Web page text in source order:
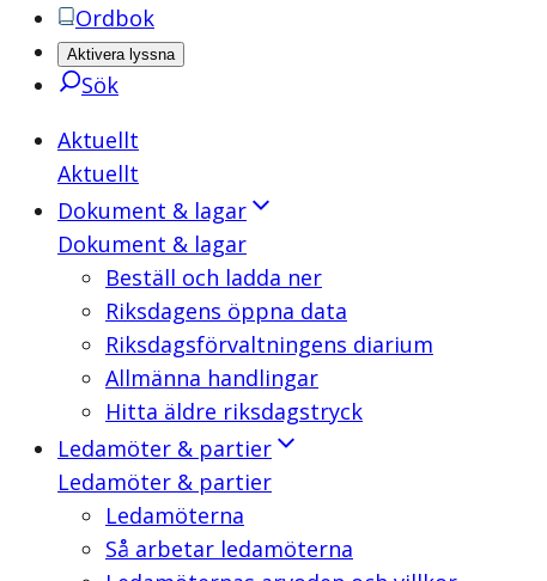
Ordbok
Aktivera lyssna
Sök
Aktuellt
Aktuellt
Dokument & lagar
Dokument & lagar
Beställ och ladda ner
Riksdagens öppna data
Riksdagsförvaltningens diarium
Allmänna handlingar
Hitta äldre riksdagstryck
Ledamöter & partier
Ledamöter & partier
Ledamöterna
Så arbetar ledamöterna